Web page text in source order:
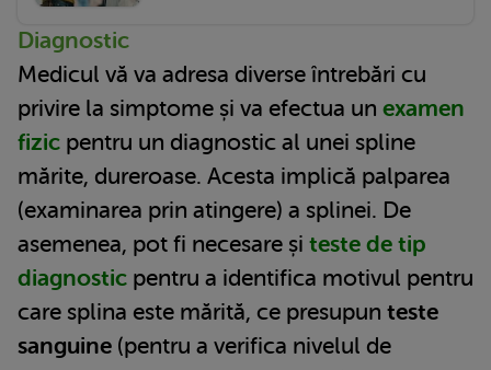
Diagnostic
Medicul vă va adresa diverse întrebări cu
privire la simptome și va efectua un examen
fizic pentru un diagnostic al unei spline
mărite, dureroase. Acesta implică palparea
(examinarea prin atingere) a splinei. De
asemenea, pot fi necesare și teste de tip
diagnostic pentru a identifica motivul pentru
care splina este mărită, ce presupun teste
sanguine (pentru a verifica nivelul de